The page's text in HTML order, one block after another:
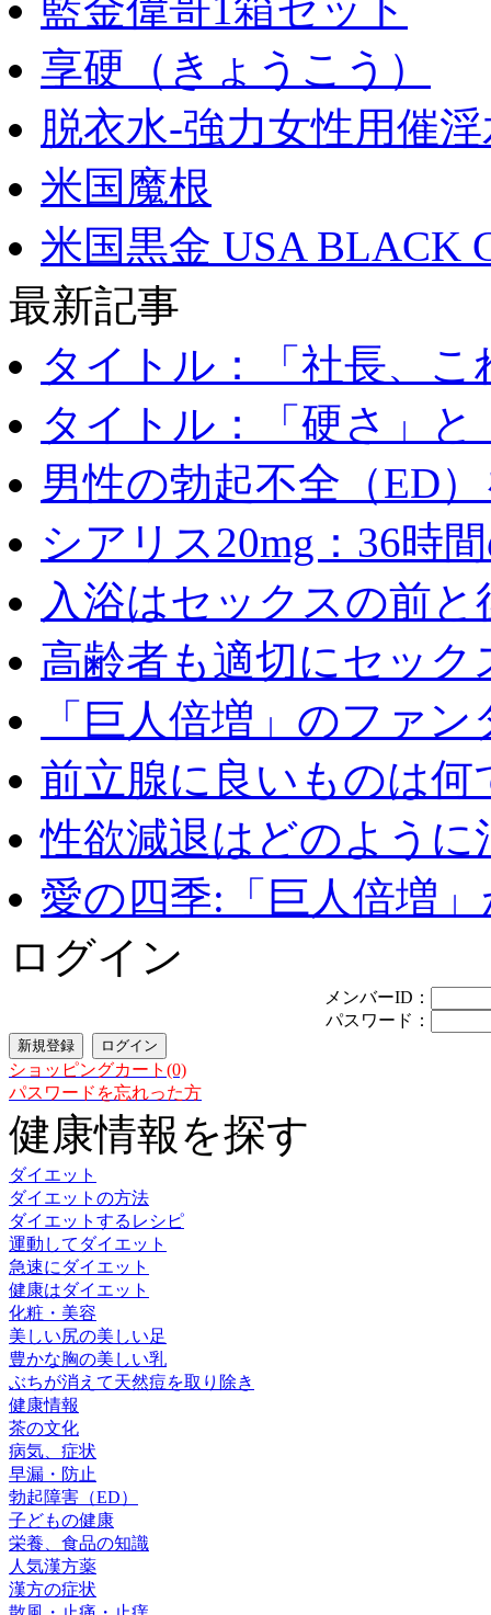
享硬（きょうこう）
脱衣水-強力女性用催
米国魔根
米国黒金 USA BLACK
最新記事
タイトル：「社長、こ
タイトル：「硬さ」と
男性の勃起不全（ED
シアリス20mg：36時
入浴はセックスの前と
高齢者も適切にセック
「巨人倍増」のファ
前立腺に良いものは何
性欲減退はどのように
愛の四季:「巨人倍増
ログイン
メンバーID：
パスワード：
ショッピングカート(0)
パスワードを忘れった方
健康情報を探す
ダイエット
ダイエットの方法
ダイエットするレシピ
運動してダイエット
急速にダイエット
健康はダイエット
化粧・美容
美しい尻の美しい足
豊かな胸の美しい乳
ぶちが消えて天然痘を取り除き
健康情報
茶の文化
病気、症状
早漏・防止
勃起障害（ED）
子どもの健康
栄養、食品の知識
人気漢方薬
漢方の症状